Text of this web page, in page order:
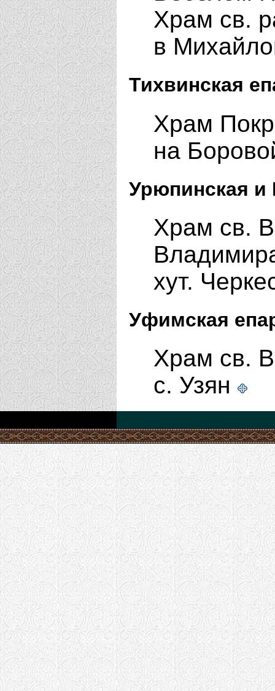
Храм св.
в
Тихвинская
Храм
на
Урюпинская и
Храм св.
хут.
Уфимская
Храм св.
с. Узян